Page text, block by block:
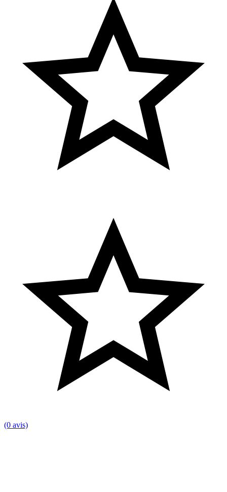
(0 avis)